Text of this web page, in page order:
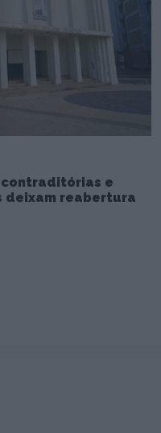
contraditórias e
deixam reabertura